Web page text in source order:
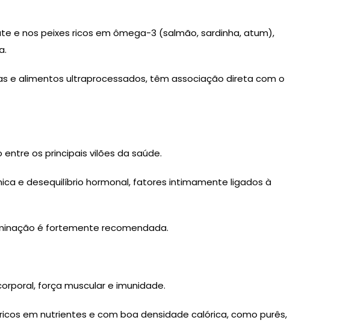
e nos peixes ricos em ômega-3 (salmão, sardinha, atum),
e alimentos ultraprocessados, têm associação direta com o
os principais vilões da saúde.
e desequilíbrio hormonal, fatores intimamente ligados à
é fortemente recomendada.
força muscular e imunidade.
em nutrientes e com boa densidade calórica, como purês,